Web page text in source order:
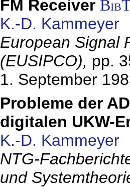
FM Receiver
K.-D. Kammeyer
European Signal
(EUSIPCO), pp.
1. September
Probleme der
digitalen UKW-
K.-D. Kammeyer
NTG-
und